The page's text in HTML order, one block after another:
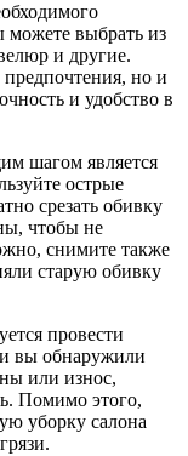
можете выбрать из
и другие.
но и
и удобство в
шагом является
острые
срезать обивку
чтобы не
снимите также
старую обивку
провести
вы обнаружили
или износ,
Помимо этого,
уборку салона